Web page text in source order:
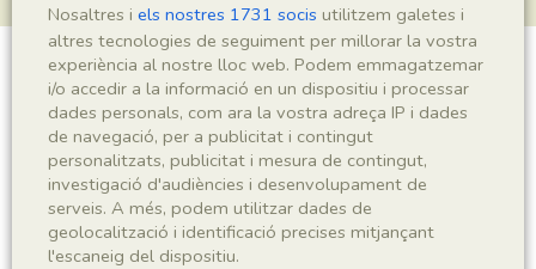
Montsechia vidalii
Sigla
MNHN 17289
Nosaltres i els nostres 1731 socis utilitzem galetes i
altres tecnologies de seguiment per millorar la vostra
experiència al nostre lloc web. Podem emmagatzemar
i/o accedir a la informació en un dispositiu i processar
dades personals, com ara la vostra adreça IP i dades
de navegació, per a publicitat i contingut
personalitzats, publicitat i mesura de contingut,
investigació d'audiències i desenvolupament de
serveis. A més, podem utilitzar dades de
geolocalització i identificació precises mitjançant
l'escaneig del dispositiu.